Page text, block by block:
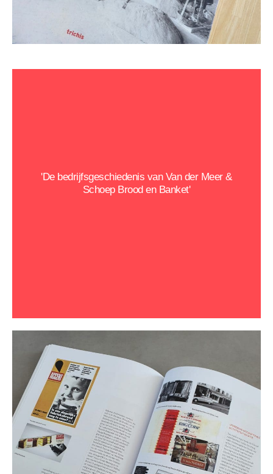
'De bedrijfsgeschiedenis van Van der Meer &
Schoep Brood en Banket'